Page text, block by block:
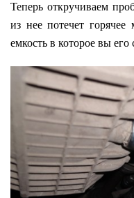
Теперь откручиваем
из нее потечет
емкость в которое вы его